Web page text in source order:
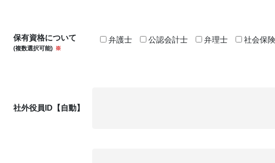
保有資格について
(複数選択可能) ※
弁護士 公認会計士 弁理士 社会保
社外役員ID【自動】